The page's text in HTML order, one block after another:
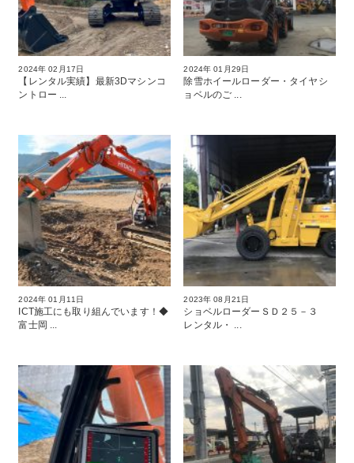
2024年 02月17日
【レンタル実績】最新3Dマシンコ
ントロー ...
2024年 01月29日
除雪ホイールローダー・タイヤシ
ョベルのご ...
2024年 01月11日
ICT施工にも取り組んでいます！◆
富士岡 ...
2023年 08月21日
ショベルローダーＳＤ２５－３
レンタル・ ...